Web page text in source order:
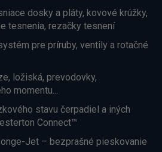
dosky a pláty, kovové krúžky,
tesnenia, rezačky tesnení
pre príruby, ventily a rotačné
ložiská, prevodovky,
momentu...
stavu čerpadiel a iných
Connect™
Jet – bezprašné pieskovanie